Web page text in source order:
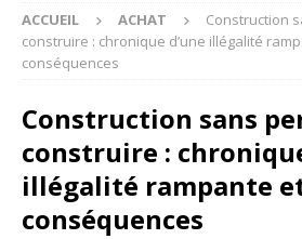
ACCUEIL ACHAT
Construction
construire : chronique d’une illégalité
conséquences
Construction sans
construire :
illégalité rampante
conséquences